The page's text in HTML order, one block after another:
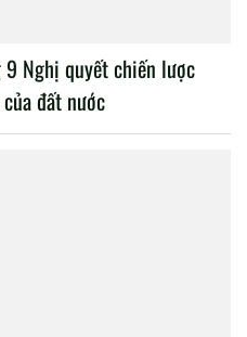
Nghị quyết chiến lược
đất nước